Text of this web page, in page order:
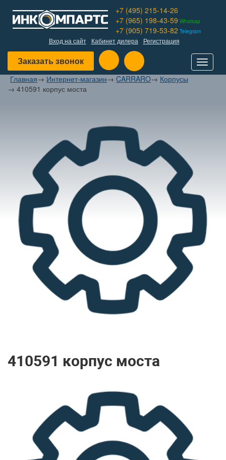
+7 (495) 215-14-26
+7 (965) 198-43-59 Whatsap
+7 (905) 719-53-82 Telegram
Вход на сайт Кабинет дилера Регистрация
Заказать звонок
Toggle
Главная→ Интернет-магазин→ CARRARO→ Корпусы
→ 410591 корпус моста
410591 корпус моста